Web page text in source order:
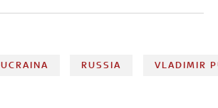
UCRAINA RUSSIA VLADIMIR